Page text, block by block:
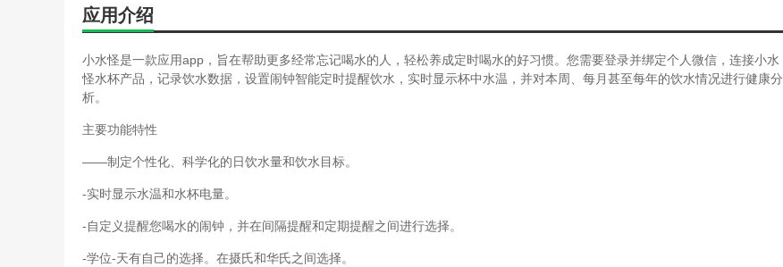
应用介绍
小水怪是一款应用app，旨在帮助更多经常忘记喝水的人，轻松养成定时喝水的好习惯。您需要登录并绑定个人微信，连接小水
怪水杯产品，记录饮水数据，设置闹钟智能定时提醒饮水，实时显示杯中水温，并对本周、每月甚至每年的饮水情况进行健康分
析。
主要功能特性
——制定个性化、科学化的日饮水量和饮水目标。
-实时显示水温和水杯电量。
-自定义提醒您喝水的闹钟，并在间隔提醒和定期提醒之间进行选择。
-学位-天有自己的选择。在摄氏和华氏之间选择。